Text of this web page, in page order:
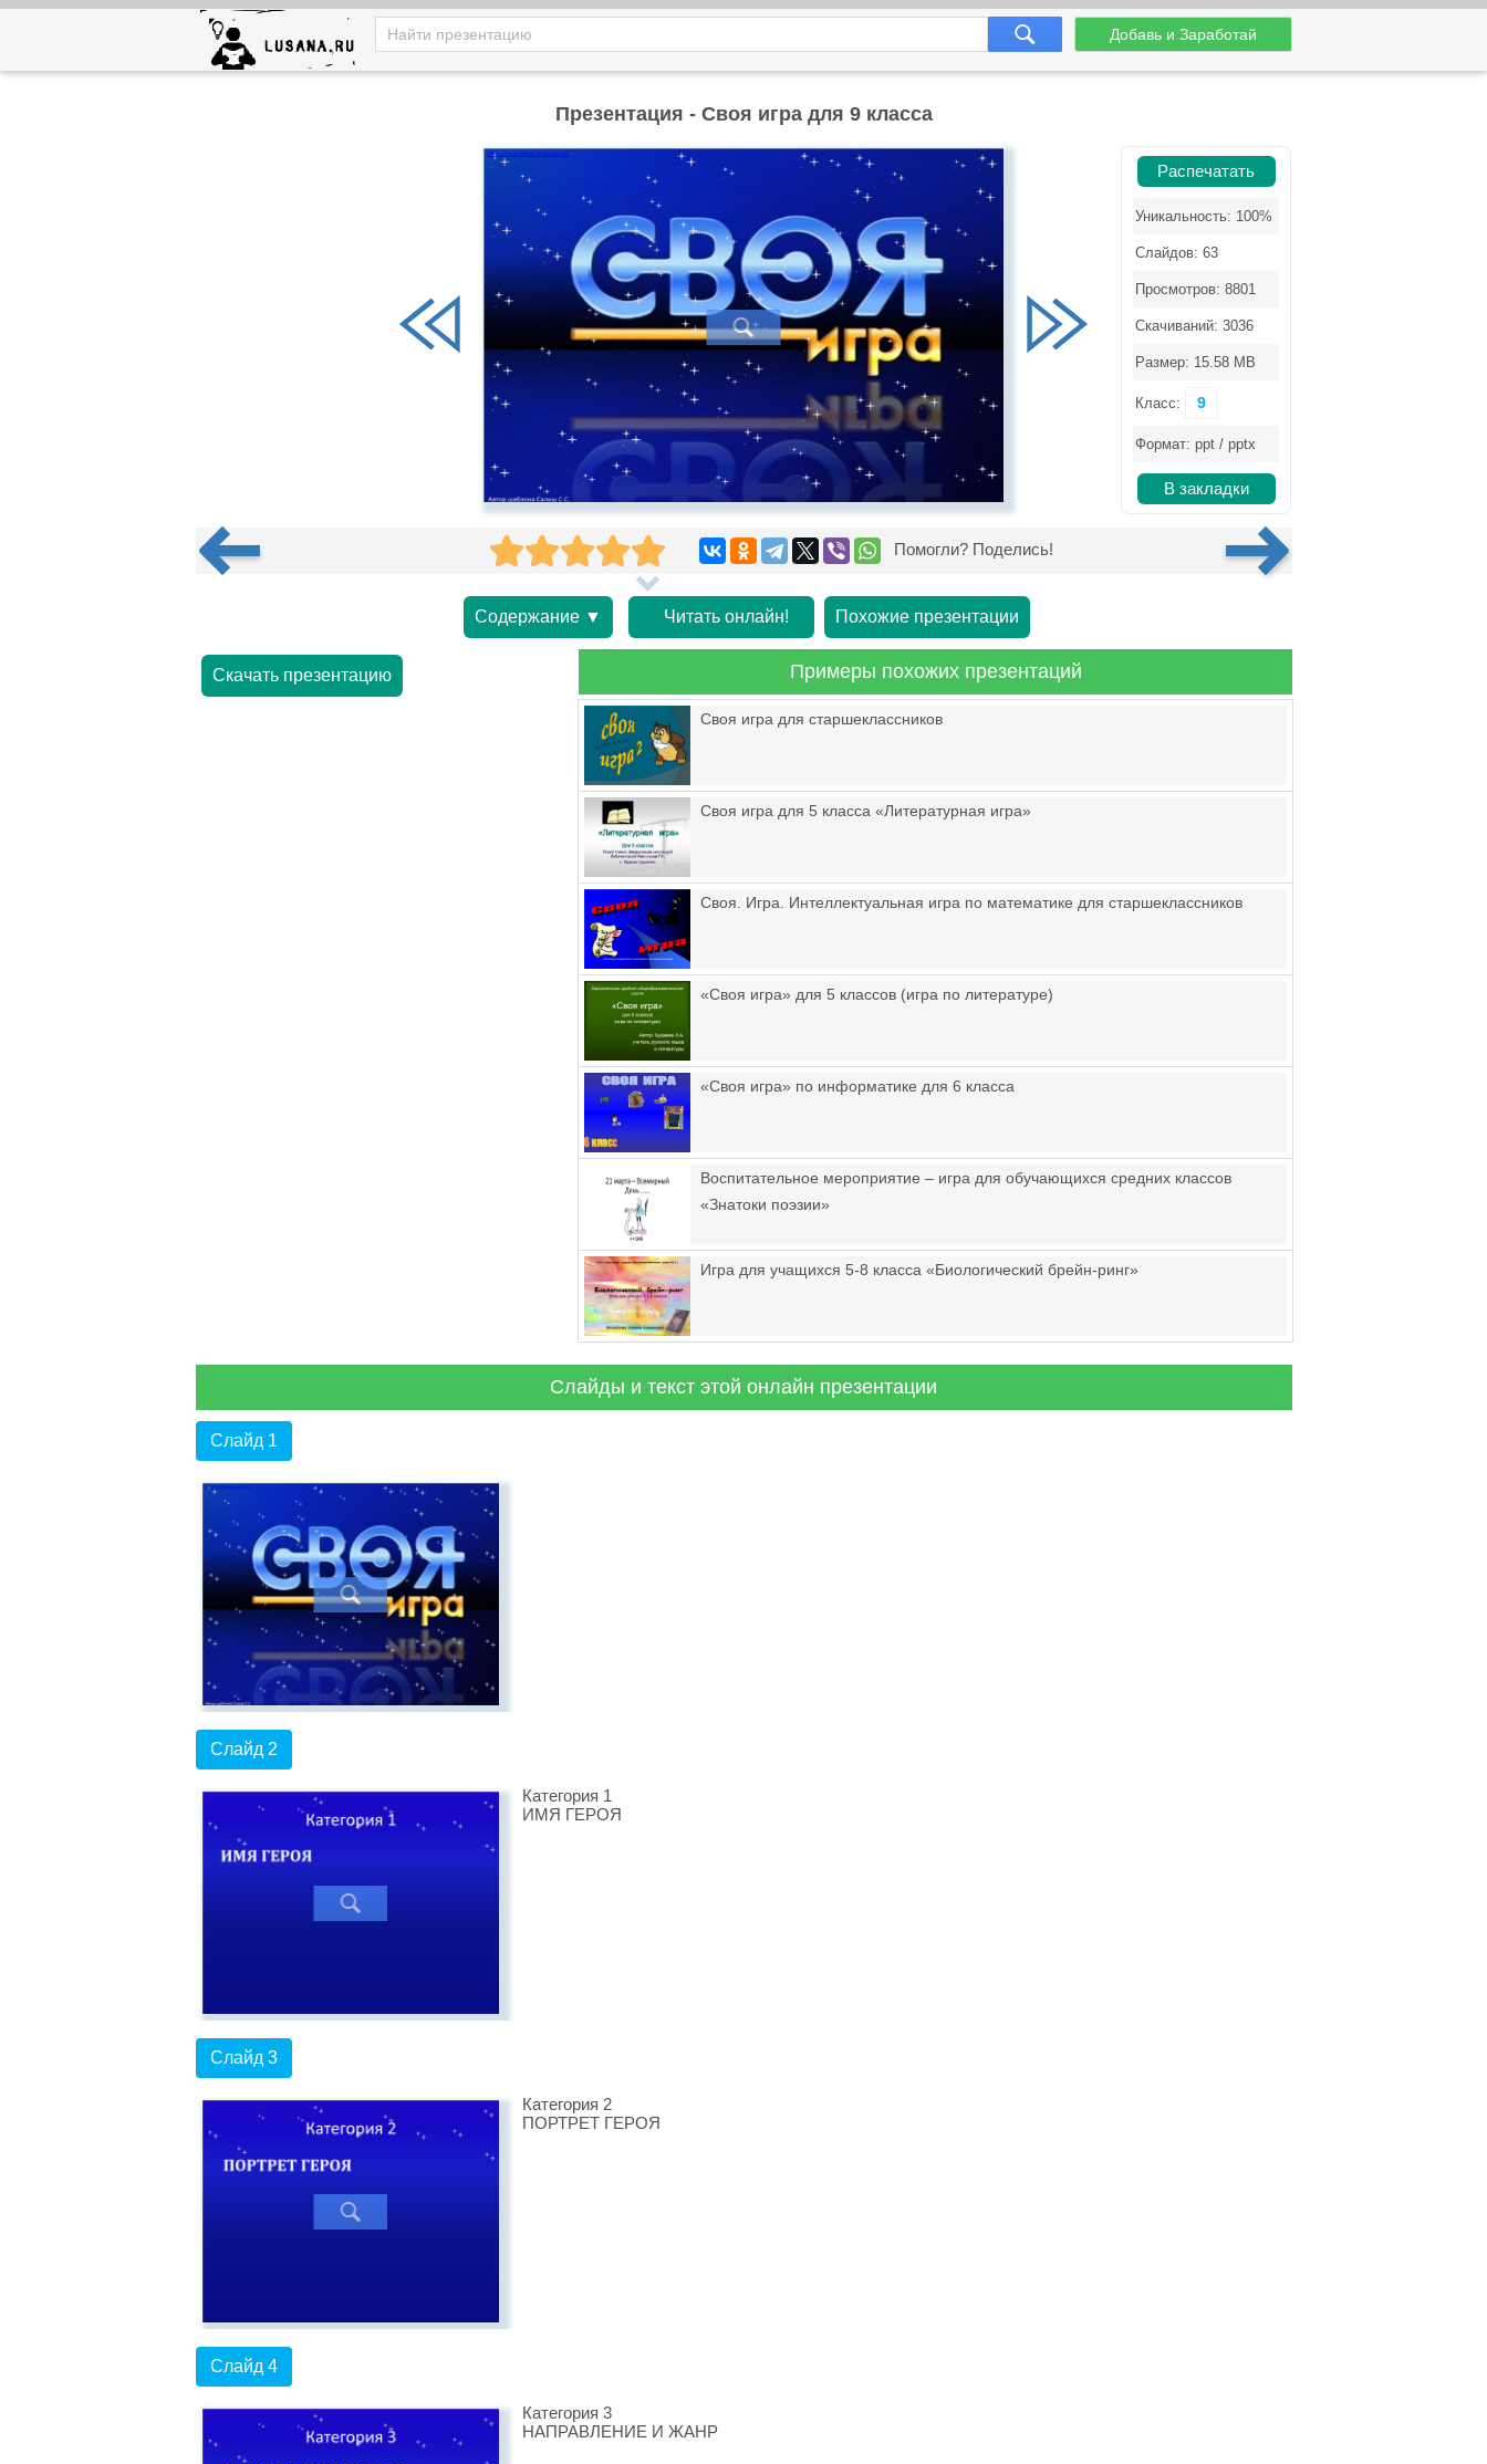
Добавь и Заработай
Презентация - Своя игра для 9 класса
Распечатать
Уникальность: 100%
Слайдов: 63
Просмотров: 8801
Скачиваний: 3036
Размер: 15.58 MB
Класс: 9
Формат: ppt / pptx
В закладки
Помогли? Поделись!
Содержание ▼ Читать онлайн! Похожие презентации
Скачать презентацию Примеры похожих презентаций
Своя игра для старшеклассников
Своя игра для 5 класса «Литературная игра»
Своя. Игра. Интеллектуальная игра по математике для старшеклассников
«Своя игра» для 5 классов (игра по литературе)
«Своя игра» по информатике для 6 класса
Воспитательное мероприятие – игра для обучающихся средних классов
«Знатоки поэзии»
Игра для учащихся 5-8 класса «Биологический брейн-ринг»
Слайды и текст этой онлайн презентации
Слайд 1
Слайд 2
Категория 1
ИМЯ ГЕРОЯ
Слайд 3
Категория 2
ПОРТРЕТ ГЕРОЯ
Слайд 4
Категория 3
НАПРАВЛЕНИЕ И ЖАНР